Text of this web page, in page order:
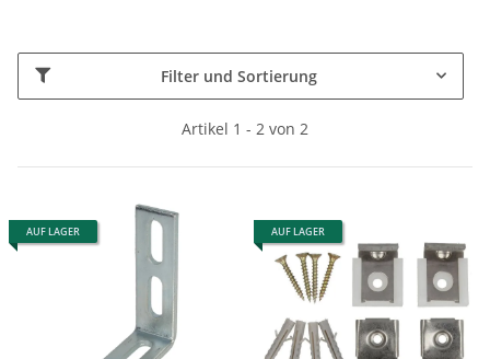
Filter und Sortierung
Artikel 1 - 2 von 2
AUF LAGER AUF LAGER